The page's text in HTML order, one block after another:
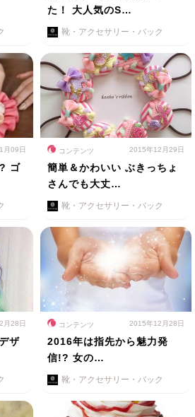
た！ 大人気のS…
靴・アクセサリー・バック
月09日
ゴ
コンテンツ 2015年12月29日
簡単＆かわいい ぶきっちょ
さんでも大丈…
靴・アクセサリー・バック
月28日
ザ
コンテンツ 2015年12月28日
2016年は指先から魅力発
信!? 女の…
靴・アクセサリー・バック